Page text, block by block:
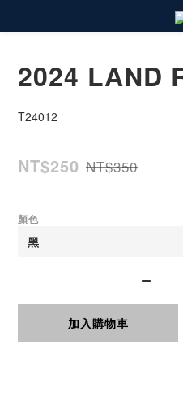
2024 LAND
T24012
NT$250 NT$350
顏色
加入購物車